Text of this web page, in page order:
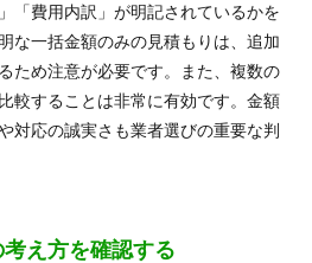
「費用内訳」が明記されているかを
な一括金額のみの見積もりは、追加
ため注意が必要です。また、複数の
較することは非常に有効です。金額
対応の誠実さも業者選びの重要な判
え方を確認する